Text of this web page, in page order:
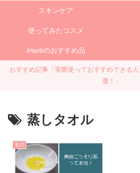
スキンケア
使ってみたコスメ
iHerbのおすすめ品
おすすめ記事「実際使っておすすめできる
選！」
蒸しタオル
毛穴